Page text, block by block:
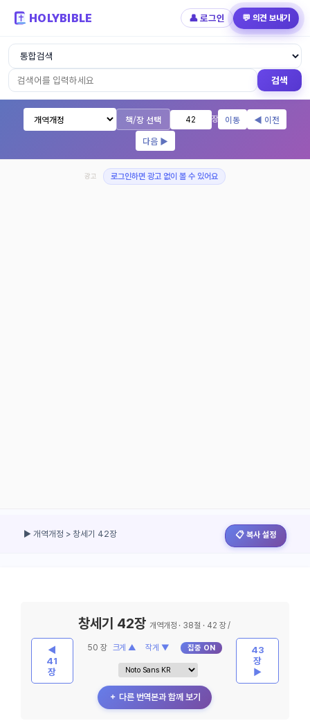
HOLYBIBLE 👤 로그인 💬 의견 보내기
성경읽기 - 개역개정 개역한글 NIV KJV
검색
책/장 선택 장 이동
◀ 이전
다음 ▶
광고 로그인하면 광고 없이 볼 수 있어요
▶ 개역개정 > 창세기 42장 📋 복사 설정
◀
41
장
창세기 42장 개역개정 · 38절 · 42 장 /
50 장 크게 ▲ 작게 ▼ 집중 ON
＋ 다른 번역본과 함께 보기
43
장
▶